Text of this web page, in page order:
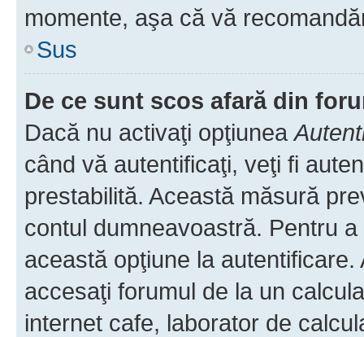
momente, aşa că vă
Sus
De ce sunt scos afară din
Dacă nu activaţi opţiunea
când vă autentificaţi, veţi fi
prestabilită. Această măsură
contul dumneavoastră. Pentru
această opţiune la
accesaţi forumul de la un
internet cafe, laborator de